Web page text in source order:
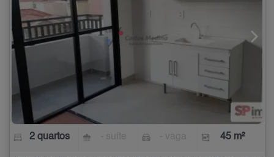
2 quartos 45 m²